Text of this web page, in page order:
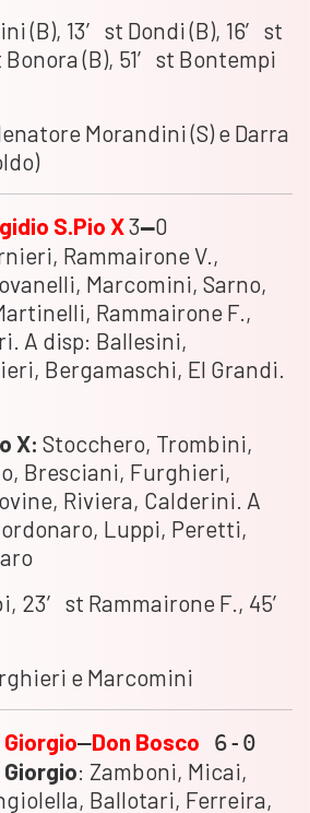
(B), 13′ st Dondi (B), 16′ st
(B), 51′ st Bontempi
Morandini (S) e Darra
S.Pio X3–0
Rammairone V.,
Marcomini, Sarno,
Rammairone F.,
A disp: Ballesini,
Bergamaschi, El Grandi.
X: Stocchero, Trombini,
Bresciani, Furghieri,
Riviera, Calderini. A
Luppi, Peretti,
23′ st Rammairone F., 45′
e Marcomini
Giorgio–Don Bosco 6-0
Giorgio: Zamboni, Micai,
Ballotari, Ferreira,